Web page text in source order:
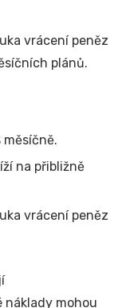
vrácení peněz
plánů.
měsíčně.
na přibližně
vrácení peněz
náklady mohou